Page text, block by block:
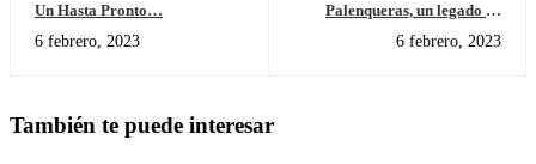
Un Hasta Pronto…
6 febrero, 2023
Palenqueras, un legado de
Experiencia de Aprendizaje
6 febrero, 2023
También te puede interesar